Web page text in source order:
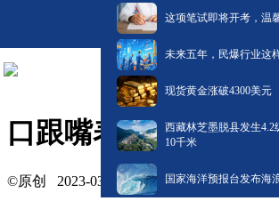
这项笔试即将开考，温
未来五年，民爆行业这
现货黄金涨破4300美元
西藏林芝墨脱县发生4.2
10千米
国家海洋预报台发布海
口跟嘴表示的是一个
©原创 2023-03-19 12:57